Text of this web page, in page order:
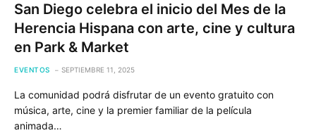
San Diego celebra el inicio del Mes de la
Herencia Hispana con arte, cine y cultura
en Park & Market
EVENTOS SEPTIEMBRE 11, 2025
La comunidad podrá disfrutar de un evento gratuito con
música, arte, cine y la premier familiar de la película
animada…